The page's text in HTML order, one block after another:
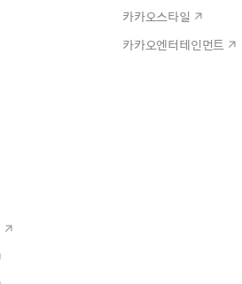
카카오스타일
카카오엔터테인먼트